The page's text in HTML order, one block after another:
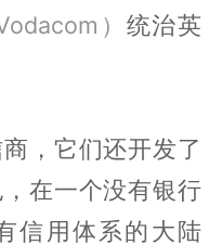
） 统治英
，它们还开发了
在一个没有银行
信用体系的大陆